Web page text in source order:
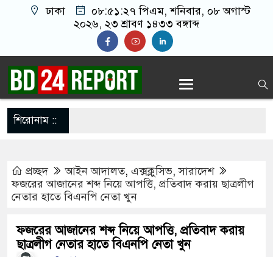
ঢাকা ০৮:৫১:২৮ পিএম, শনিবার, ০৮ অগাস্ট
২০২৬, ২৩ শ্রাবণ ১৪৩৩ বঙ্গাব্দ
শিরোনাম ::
খাঁন
প্রচ্ছদ আইন আদালত, এক্সক্লুসিভ,সারাদেশ
ফজরের আজানের শব্দ নিয়ে আপত্তি, প্রতিবাদ করায় ছাত্রলীগ
নেতার হাতে বিএনপি নেতা খুন
ফজরের আজানের শব্দ নিয়ে আপত্তি, প্রতিবাদ করায়
ছাত্রলীগ নেতার হাতে বিএনপি নেতা খুন